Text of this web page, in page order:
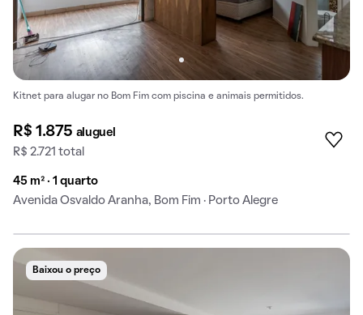
Kitnet para alugar no Bom Fim com piscina e animais permitidos.
R$ 1.875 aluguel
R$ 2.721 total
45 m² · 1 quarto
Avenida Osvaldo Aranha, Bom Fim · Porto Alegre
Baixou o preço